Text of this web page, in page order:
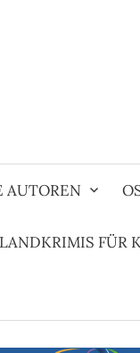
AUTOREN
FÜR